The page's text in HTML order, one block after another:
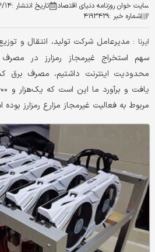
سایت خوان روزنامه دنیای اقتصاد تاریخ انتشار :
شماره خبر :۴۱۹۳۴۲۹
ایرنا : مدیرعامل شرکت تولید، انتقال و توزیع
سهم استخراج غیرمجاز رمزارز در
محدودیت اینترنت داشتیم، مصرف
مربوط به فعالیت غیرمجاز مزارع رمزارز